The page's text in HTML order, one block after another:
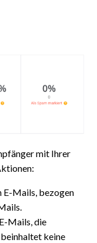
mit Ihrer
E-Mails, bezogen
Mails, die
keine